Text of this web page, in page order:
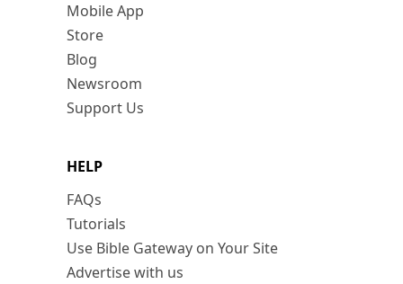
Mobile App
Store
Blog
Newsroom
Support Us
HELP
FAQs
Tutorials
Use Bible Gateway on Your Site
Advertise with us